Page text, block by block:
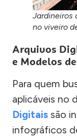
Jardineiros
no viveiro
Arquivos
e Modelos
Para quem
aplicáveis no
Digitais são
infográficos